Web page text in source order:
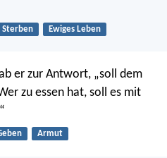
Sterben Ewiges Leben
er zur Antwort, „soll dem
zu essen hat, soll es mit
Armut